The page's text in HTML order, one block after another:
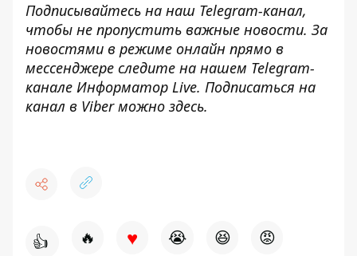
Подписывайтесь на наш Telegram-канал,
чтобы не пропустить важные новости. За
новостями в режиме онлайн прямо в
мессенджере следите на нашем Telegram-
канале Информатор Live. Подписаться на
канал в Viber можно здесь.
👍 🔥 ♥ 😭 😆 😡